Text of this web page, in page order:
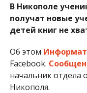
В Никополе
получат новые
детей книг не
Об этом
Facebook.
начальник отдела
Никополя.